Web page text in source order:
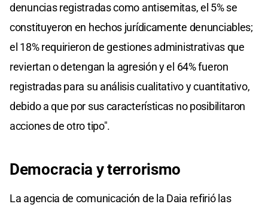
denuncias registradas como antisemitas, el 5% se
constituyeron en hechos jurídicamente denunciables;
el 18% requirieron de gestiones administrativas que
reviertan o detengan la agresión y el 64% fueron
registradas para su análisis cualitativo y cuantitativo,
debido a que por sus características no posibilitaron
acciones de otro tipo".
Democracia y terrorismo
La agencia de comunicación de la Daia refirió las